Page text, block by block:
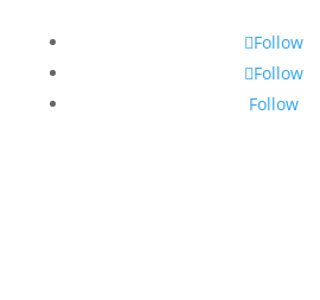
Follow
Follow
Follow